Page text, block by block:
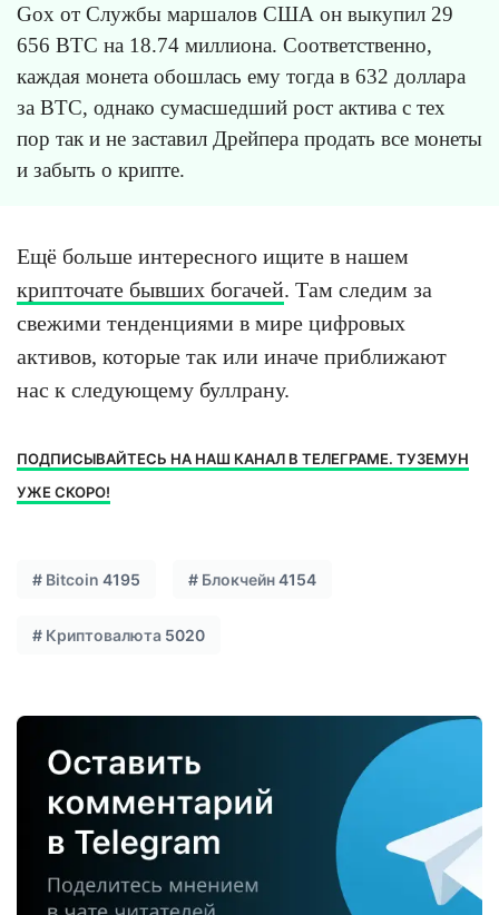
Gox от Службы маршалов США он выкупил 29
656 BTC на 18.74 миллиона. Соответственно,
каждая монета обошлась ему тогда в 632 доллара
за BTC, однако сумасшедший рост актива с тех
пор так и не заставил Дрейпера продать все монеты
и забыть о крипте.
Ещё больше интересного ищите в нашем
крипточате бывших богачей. Там следим за
свежими тенденциями в мире цифровых
активов, которые так или иначе приближают
нас к следующему буллрану.
ПОДПИСЫВАЙТЕСЬ НА НАШ КАНАЛ В ТЕЛЕГРАМЕ. ТУЗЕМУН
УЖЕ СКОРО!
# Bitcoin 4195 # Блокчейн4154
# Криптовалюта 5020